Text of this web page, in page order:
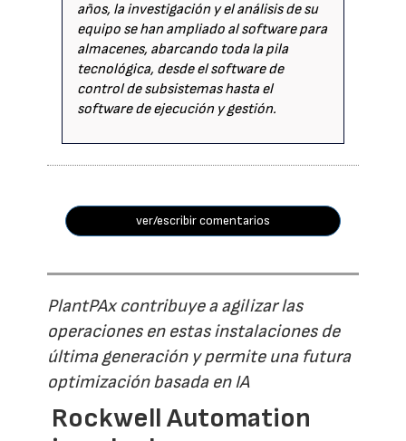
años, la investigación y el análisis de su
equipo se han ampliado al software para
almacenes, abarcando toda la pila
tecnológica, desde el software de
control de subsistemas hasta el
software de ejecución y gestión.
ver/escribir comentarios
PlantPAx contribuye a agilizar las
operaciones en estas instalaciones de
última generación y permite una futura
optimización basada en IA
Rockwell Automation